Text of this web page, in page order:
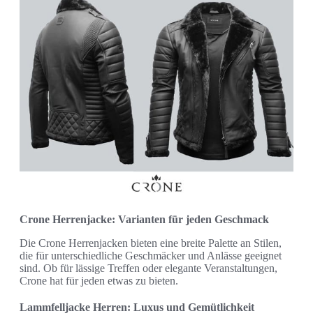
Crone Herrenjacke: Varianten für jeden Geschmack
Die Crone Herrenjacken bieten eine breite Palette an Stilen,
die für unterschiedliche Geschmäcker und Anlässe geeignet
sind. Ob für lässige Treffen oder elegante Veranstaltungen,
Crone hat für jeden etwas zu bieten.
Lammfelljacke Herren: Luxus und Gemütlichkeit